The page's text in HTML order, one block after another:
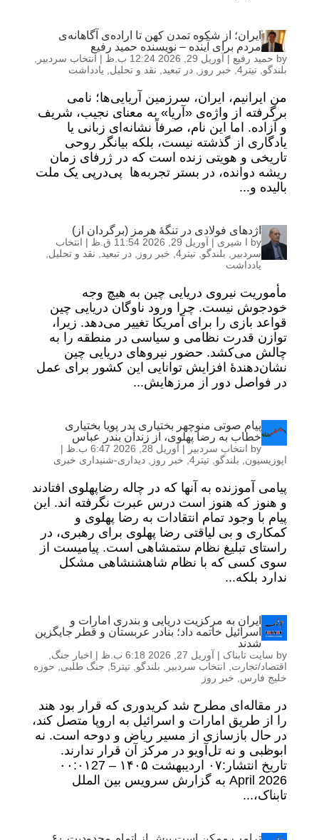
ایران؛ از شکوه تمدن کهن تا اراده‌ی آگاهانه‌ی
مردم برای آینده – نویسنده حمید رفیع
by حمید رفیع | آوریل 29, 2026 12:24 ب.ظ | انتخاب سردبیر
بلندگو تیتر4 , خبر روز در تبعید نقد و تحلیل یادداشت
من ایرانیم، ایران، سرزمین آریایی‌ها؛ نامی
برگرفته از واژه‌ی «آریا» به معنای نجیب، شریف
و آزاده. اما این نام، صرفاً نشانه‌ای زبانی یا
یادگاری از گذشته نیست، بلکه بیانگر روحی
تاریخی و هویتی زنده است که در ژرفای زمان
ریشه دوانده، در بستر تجربه‌ها پی‌درپی یک ملت
بالیده و...
اژدهای فولادی در تنگۀ هرمز (برگردان از)
by ا شیری | آوریل 29, 2026 11:54 ق.ظ | انتخاب
سردبیر
بلندگو تیتر4 , خبر روز در تبعید نقد و تحلیل
یادداشت
مأموریت نیروی دریایی چین به هیچ وجه
خودجوش نیست. چرا ورود ناوگان دریایی چین
قواعد بازی را برای آمریکا تغییر می‌دهد. زیرا،
توازن قدرت نظامی و سیاسی در منطقه را به
چالش می‌کشد. حضور نیروهای دریایی چین
نشان‌دهندۀ افزایش توانایی این کشور برای عمل
در فواصل دور از مرزهایش...
پیام صوتی منوچهر بختیاری پدر پویا بختیاری
خطاب به رضا پهلوی، از زندان بندر عباس
by انتخاب سردبیر | آوریل 28, 2026 6:47 ب.ظ
|
اپوزیسیون
بلندگو تیتر4 , خبر روز دیداری-شنیداری خبری
پیامی آموزنده به آنها که در چاله رضاپهلوی افتادند
و هنوز که هنوز است درس عبرت نگرفته اند. این
پیام با وجود تمام انتقادات به رضا پهلوی و
کمکاری و بی لیاقتی رضا پهلوی برای رهبری، در
راستای تبلیغ نظام ستمشاهی است. پیامیست از
سوی کسی که با نظام شاهشنشاهی مشکل
ندارد بلکه...
ایران به مرکزیت دریایی و بندری امارات و
اسرائیل خاتمه داد؛ بنادر عربستان و قطر جایگزین
شدند
by سایت تابناک | آوریل 27, 2026 6:18 ب.ظ | اخبار جنگ
اقتصاد/تجارت
انتخاب سردبیر بلندگو تیتر5 جنگ طلبی
حوزه
خلیج فارس
خبر روز
در مقاله‌ای مطرح شد کریدوری که قرار بود هند
را از طریق امارات و اسرائیل به اروپا متصل کند،
در حال بازسازی از مسیر ریاض و دوحه است. نه
ابوظبی و نه تل‌آویو در مرکز آن قرار ندارند.
تاریخ انتشار:۰۷ ارديبهشت ۱۴۰۵ – ۰۰:۰۱27
April 2026 به گزارش سرویس بین الملل
تابناک،...